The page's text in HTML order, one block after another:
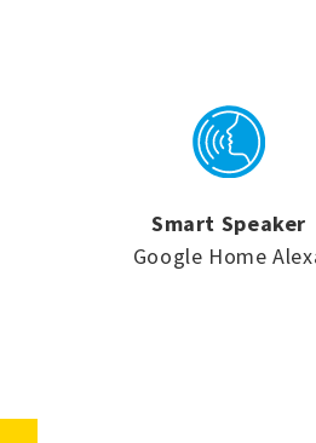
Smart Speaker
Google Home